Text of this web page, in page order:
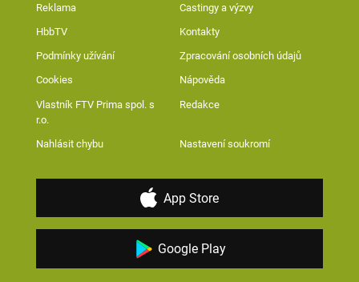
Reklama Castingy a výzvy
HbbTV Kontakty
Podmínky užívání Zpracování osobních údajů
Cookies Nápověda
Vlastník FTV Prima spol. s
r.o.
Redakce
Nahlásit chybu Nastavení soukromí
App Store
Google Play